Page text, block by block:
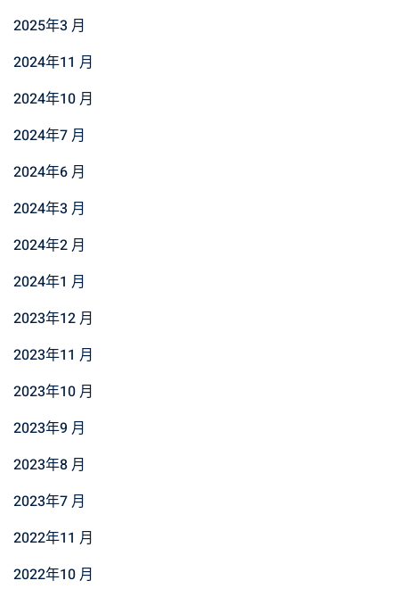
2025年3 月
2024年11 月
2024年10 月
2024年7 月
2024年6 月
2024年3 月
2024年2 月
2024年1 月
2023年12 月
2023年11 月
2023年10 月
2023年9 月
2023年8 月
2023年7 月
2022年11 月
2022年10 月